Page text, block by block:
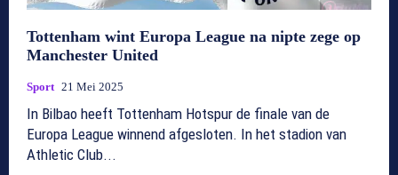
Tottenham wint Europa League na nipte zege op
Manchester United
Sport 21 Mei 2025
In Bilbao heeft Tottenham Hotspur de finale van de
Europa League winnend afgesloten. In het stadion van
Athletic Club...